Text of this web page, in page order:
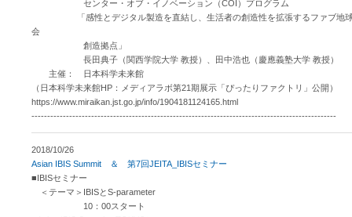
センター・オブ・イノベーション（COI）プログラム
「感性とデジタル製造を直結し、生活者の創造性を拡張するファブ地
会
創造拠点」
長田典子（関西学院大学 教授）、田中浩也（慶應義塾大学 教授）
主催： 日本科学未来館
（日本科学未来館HP：メディアラボ第21期展示「ぴったりファクトリ」公開）
https://www.miraikan.jst.go.jp/info/1904181124165.html
-------------------------------------------------------------------------------------------------
2018/10/26
Asian IBIS Summit ＆ 第7回JEITA_IBISセミナー
■IBISセミナー
＜テーマ＞IBISとS-parameter
10：00スタート